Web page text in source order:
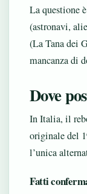
La questione
(astronavi,
(La Tana dei
mancanza di
Dove
In Italia, il
originale del
l’unica
Fatti